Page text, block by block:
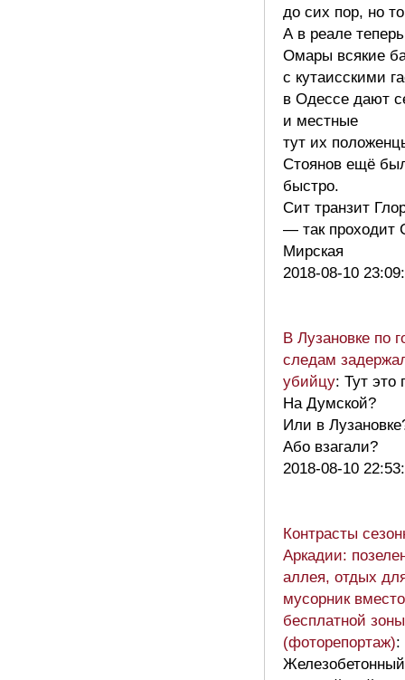
до сих пор, но
А в реале
Омары всякие
с кутаисскими
в Одессе дают
и местные
тут их
Стоянов ещё
быстро.
Сит транзит
— так проходит
Мирская
2018-08-10
В Лузановке по
следам
убийцу: Тут это
На Думской?
Или в
Або взагали?
2018-08-10
Контрасты
Аркадии:
аллея, отдых
мусорник вместо
бесплатной зоны
(фоторепортаж):
Железобетонный